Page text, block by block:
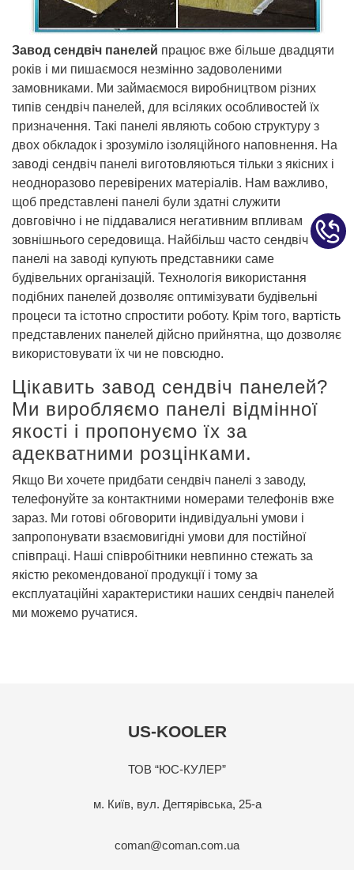
Завод сендвіч панелей працює вже більше двадцяти
років і ми пишаємося незмінно задоволеними
замовниками. Ми займаємося виробництвом різних
типів сендвіч панелей, для всіляких особливостей їх
призначення. Такі панелі являють собою структуру з
двох обкладок і зрозуміло ізоляційного наповнення. На
заводі сендвіч панелі виготовляються тільки з якісних і
неодноразово перевірених матеріалів. Нам важливо,
щоб представлені панелі були здатні служити
довговічно і не піддавалися негативним впливам
зовнішнього середовища. Найбільш часто сендвіч
панелі на заводі купують представники саме
будівельних організацій. Технологія використання
подібних панелей дозволяє оптимізувати будівельні
процеси та істотно спростити роботу. Крім того, вартість
представлених панелей дійсно прийнятна, що дозволяє
використовувати їх чи не повсюдно.
Цікавить завод сендвіч панелей?
Ми виробляємо панелі відмінної
якості і пропонуємо їх за
адекватними розцінками.
Якщо Ви хочете придбати сендвіч панелі з заводу,
телефонуйте за контактними номерами телефонів вже
зараз. Ми готові обговорити індивідуальні умови і
запропонувати взаємовигідні умови для постійної
співпраці. Наші співробітники невпинно стежать за
якістю рекомендованої продукції і тому за
експлуатаційні характеристики наших сендвіч панелей
ми можемо ручатися.
US-KOOLER
ТОВ “ЮС-КУЛЕР”
м. Київ, вул. Дегтярівська, 25-а
coman@coman.com.ua